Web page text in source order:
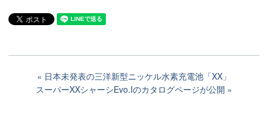
日本未発表の三洋新型ニッケル水素充電池「XX」
スーパーXXシャーシEvo.Iのカタログページが公開